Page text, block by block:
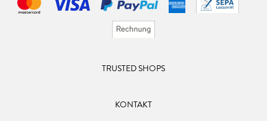
TRUSTED SHOPS
KONTAKT